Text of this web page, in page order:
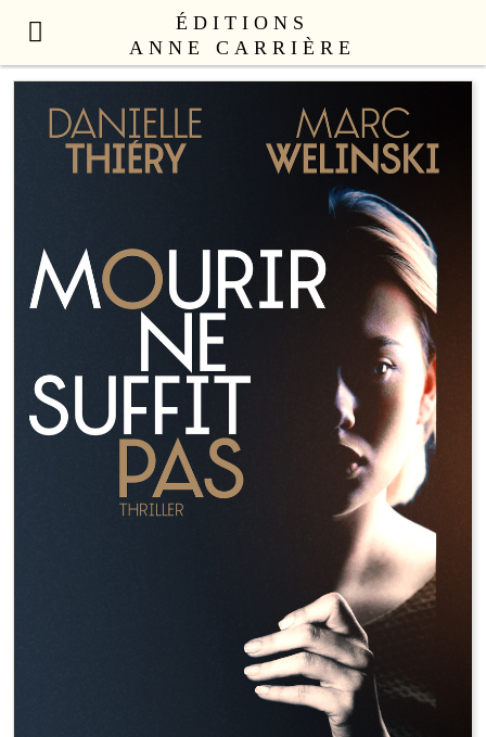
ÉDITIONS
ANNE CARRIÈRE
LITTÉRATURE FRANÇAISE
LITTÉRATURE ÉTRANGÈRE
SEX APPEAL
CATALOGUE
CONTACT
PROFESSIONNELS